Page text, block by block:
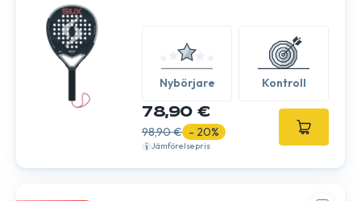
Nybörjare Kontroll
78,90 €
98,90 € - 20%
Jämförelsepris